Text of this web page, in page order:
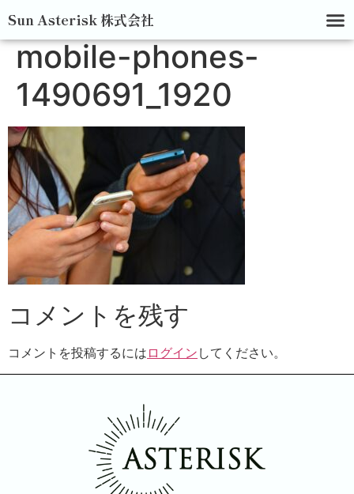
Sun Asterisk 株式会社
mobile-phones-
1490691_1920
コメントを残す
コメントを投稿するには ログイン してください。